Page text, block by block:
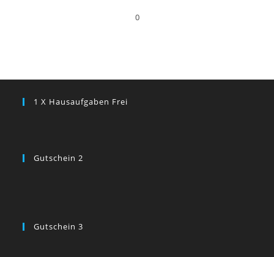
0
1 X Hausaufgaben Frei
Gutschein 2
Gutschein 3